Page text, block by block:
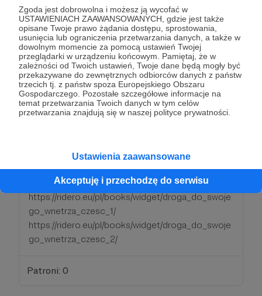
Zgoda jest dobrowolna i możesz ją wycofać w
USTAWIENIACH ZAAWANSOWANYCH, gdzie jest także
opisane Twoje prawo żądania dostępu, sprostowania,
usunięcia lub ograniczenia przetwarzania danych, a także w
dowolnym momencie za pomocą ustawień Twojej
przeglądarki w urządzeniu końcowym. Pamiętaj, że w
zależności od Twoich ustawień, Twoje dane będą mogły być
przekazywane do zewnętrznych odbiorców danych z państw
trzecich tj. z państw spoza Europejskiego Obszaru
Gospodarczego. Pozostałe szczegółowe informacje na
temat przetwarzania Twoich danych w tym celów
przetwarzania znajdują się w naszej polityce prywatności.
Ustawienia zaawansowane
Akceptuję i przechodzę do serwisu
papierową można znaleźć w tym linku:
https://ridero.eu/pl/books/widget/droga_do_swoje
go_wnetrza_czesc_1/
Patroni: 0
60 zł
Każdemu kto wesprze mnie tą kwotą prześle dwa
e-booki , które napisałem na pocztę. Wersje
papierową książek macie tutaj:
https://ridero.eu/pl/books/widget/droga_do_swoje
go_wnetrza_czesc_1/
https://ridero.eu/pl/books/widget/droga_do_swoje
go_wnetrza_czesc_2/
Patroni: 0